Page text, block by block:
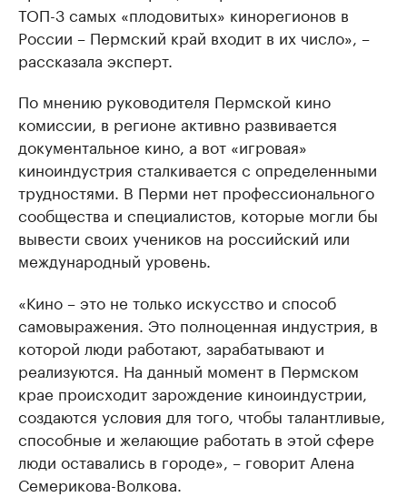
ТОП-3 самых «плодовитых» кинорегионов в
России – Пермский край входит в их число», –
рассказала эксперт.
По мнению руководителя Пермской кино
комиссии, в регионе активно развивается
документальное кино, а вот «игровая»
киноиндустрия сталкивается с определенными
трудностями. В Перми нет профессионального
сообщества и специалистов, которые могли бы
вывести своих учеников на российский или
международный уровень.
«Кино – это не только искусство и способ
самовыражения. Это полноценная индустрия, в
которой люди работают, зарабатывают и
реализуются. На данный момент в Пермском
крае происходит зарождение киноиндустрии,
создаются условия для того, чтобы талантливые,
способные и желающие работать в этой сфере
люди оставались в городе», – говорит Алена
Семерикова-Волкова.